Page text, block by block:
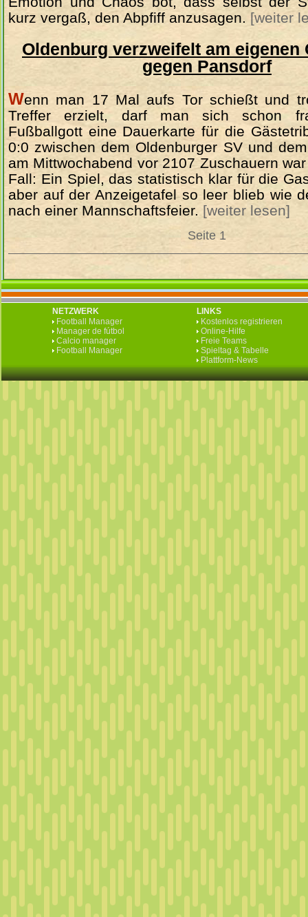
kurz vergaß, den Abpfiff anzusagen. [weiter
Oldenburg verzweifelt am eigenen
gegen Pansdorf
Wenn man 17 Mal aufs Tor schießt und
Treffer erzielt, darf man sich schon
Fußballgott eine Dauerkarte für die
0:0 zwischen dem Oldenburger SV und
am Mittwochabend vor 2107 Zuschauern
Fall: Ein Spiel, das statistisch klar für die
aber auf der Anzeigetafel so leer blieb wie
nach einer Mannschaftsfeier. [weiter lesen]
Seite 1
NETZWERK
Football Manager
Manager de fútbol
Calcio manager
Football Manager
LINKS
Kostenlos registrieren
Online-Hilfe
Freie Teams
Spieltag & Tabelle
Plattform-News